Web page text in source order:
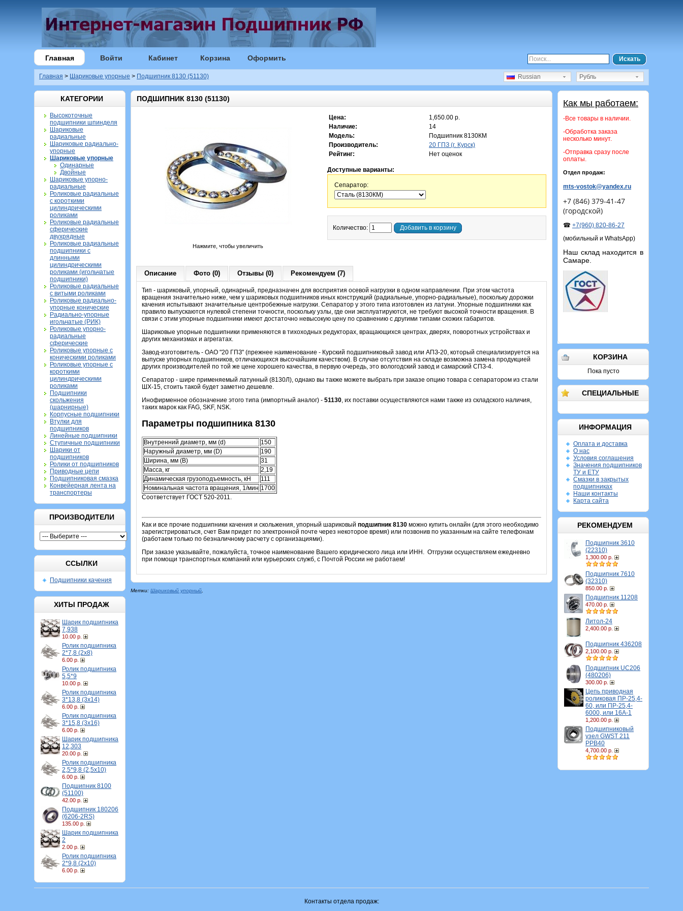
Главная Войти Кабинет Корзина Оформить Искать
Главная > Шариковые упорные > Подшипник 8130 (51130) Рубль
Russian
КАТЕГОРИИ
Высокоточные
подшипники шпинделя
Шариковые
радиальные
Шариковые радиально-
упорные
Шариковые упорные
Одинарные
Двойные
Шариковые упорно-
радиальные
Роликовые радиальные
с короткими
цилиндрическими
роликами
Роликовые радиальные
сферические
двухрядные
Роликовые радиальные
подшипники с
длинными
цилиндрическими
роликами (игольчатые
подшипники)
Роликовые радиальные
с витыми роликами
Роликовые радиально-
упорные конические
Радиально-упорные
игольчатые (РИК)
Роликовые упорно-
радиальные
сферические
Роликовые упорные с
коническими роликами
Роликовые упорные с
короткими
цилиндрическими
роликами
Подшипники
скольжения
(шарнирные)
Корпусные подшипники
Втулки для
подшипников
Линейные подшипники
Ступичные подшипники
Шарики от
подшипников
Ролики от подшипников
Приводные цепи
Подшипниковая смазка
Конвейерная лента на
транспортеры
ПРОИЗВОДИТЕЛИ
ССЫЛКИ
Подшипники качения
ХИТЫ ПРОДАЖ
Шарик подшипника
7,938
10.00 р.
Ролик подшипника
2*7,8 (2х8)
6.00 р.
Ролик подшипника
5,5*9
10.00 р.
Ролик подшипника
3*13,8 (3х14)
6.00 р.
Ролик подшипника
3*15,8 (3х16)
6.00 р.
Шарик подшипника
12,303
20.00 р.
Ролик подшипника
2,5*9,8 (2,5х10)
6.00 р.
Подшипник 8100
(51100)
42.00 р.
Подшипник 180206
(6206-2RS)
135.00 р.
Шарик подшипника
2
2.00 р.
Ролик подшипника
2*9,8 (2х10)
6.00 р.
Как мы работаем:
-Все товары в наличии.
-Обработка заказа
несколько минут.
-Отправка сразу после
оплаты.
Отдел продаж:
mts-vostok@yandex.ru
+7 (846) 379-41-47
(городской)
☎ +7(960) 820-86-27
(мобильный и WhatsApp)
Наш склад находится в
Самаре.
КОРЗИНА
Пока пусто
СПЕЦИАЛЬНЫЕ
ИНФОРМАЦИЯ
Оплата и доставка
О нас
Условия соглашения
Значения подшипников
ТУ и ЕТУ
Смазки в закрытых
подшипниках
Наши контакты
Карта сайта
РЕКОМЕНДУЕМ
Подшипник 3610
(22310)
1,300.00 р.
Подшипник 7610
(32310)
850.00 р.
Подшипник 11208
470.00 р.
Литол-24
2,400.00 р.
Подшипник 436208
2,100.00 р.
Подшипник UC206
(480206)
300.00 р.
Цепь приводная
роликовая ПР-25,4-
60, или ПР-25,4-
6000, или 16A-1
1,200.00 р.
Подшипниковый
узел GWST 211
PPB40
4,700.00 р.
ПОДШИПНИК 8130 (51130)
Нажмите, чтобы увеличить
Цена:
1,650.00 р.
Наличие:
14
Модель:
Подшипник 8130КМ
Производитель:
20 ГПЗ (г. Курск)
Рейтинг:
Нет оценок
Доступные варианты:
Сепаратор:
Количество: Добавить в корзину
Описание Фото (0) Отзывы (0) Рекомендуем (7)
Тип - шариковый, упорный, одинарный, предназначен для восприятия осевой нагрузки в одном направлении. При этом частота
вращения значительно ниже, чем у шариковых подшипников иных конструкций (радиальные, упорно-радиальные), поскольку дорожки
качения испытывают значительные центробежные нагрузки. Сепаратор у этого типа изготовлен из латуни. Упорные подшипники как
правило выпускаются нулевой степени точности, поскольку узлы, где они эксплуатируются, не требуют высокой точности вращения. В
связи с этим упорные подшипники имеют достаточно невысокую цену по сравнению с другими типами схожих габаритов.
Шариковые упорные подшипники применяются в тихоходных редукторах, вращающихся центрах, дверях, поворотных устройствах и
других механизмах и агрегатах.
Завод-изготовитель - ОАО "20 ГПЗ" (прежнее наименование - Курский подшипниковый завод или АПЗ-20, который специализируется на
выпуске упорных подшипников, отличающихся высочайшим качеством). В случае отсутствия на складе возможна замена продукцией
других производителей по той же цене хорошего качества, в первую очередь, это вологодский завод и самарский СПЗ-4.
Сепаратор - шире применяемый латунный (8130Л), однако вы также можете выбрать при заказе опцию товара с сепаратором из стали
ШХ-15, стоить такой будет заметно дешевле.
Инофирменное обозначение этого типа (импортный аналог) - 51130, их поставки осуществляются нами также из складского наличия,
таких марок как FAG, SKF, NSK.
Параметры подшипника 8130
Внутренний диаметр, мм (d)
150
Наружный диаметр, мм (D)
190
Ширина, мм (B)
31
Масса, кг
2,19
Динамическая грузоподъемность, кН
111
Номинальная частота вращения, 1/мин 1700
Соответствует ГОСТ 520-2011.
Как и все прочие подшипники качения и скольжения, упорный шариковый подшипник 8130 можно купить онлайн (для этого необходимо
зарегистрироваться, счет Вам придет по электронной почте через некоторое время) или позвонив по указанным на сайте телефонам
(работаем только по безналичному расчету с организациями).
При заказе указывайте, пожалуйста, точное наименование Вашего юридического лица или ИНН. Отгрузки осуществляем ежедневно
при помощи транспортных компаний или курьерских служб, с Почтой России не работаем!
Метки: Шариковый упорный
Контакты отдела продаж: